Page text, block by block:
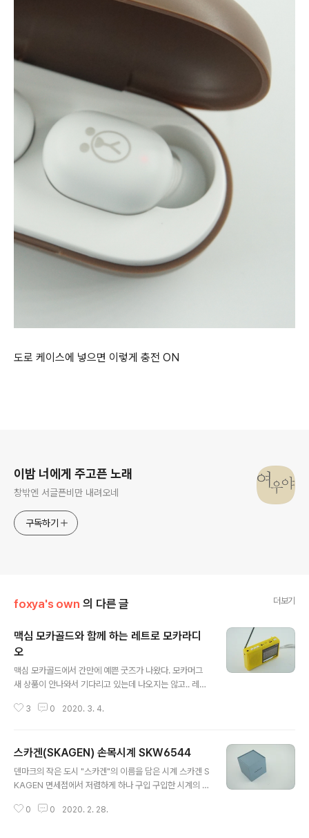
도로 케이스에 넣으면 이렇게 충전 ON
이밤 너에게 주고픈 노래
창밖엔 서글픈비만 내려오네
구독하기
foxya's own 의 다른 글 더보기
맥심 모카골드와 함께 하는 레트로 모카라디
오
맥심 모카골드에서 간만에 예쁜 굿즈가 나왔다. 모카머그
새 상품이 안나와서 기다리고 있는데 나오지는 않고.. 레트
총 7개의 밴드를 선택해서 라디오를 수신할수 있다. FM과
는 여러개를 써보니까 버튼으로 주파수 맞추는것보다 다이
얼을 돌려서 맞추는것이 진리! 라디오 모드에서 라디오를
USB나 TF메모리를 기웠을때는 뮤직 모드로 사용하면 된
일단 배터리를 장착. AA 배터리 3개가 들어간다 플래쉬 버
3 0 2020. 3. 4.
스카겐(SKAGEN) 손목시계 SKW6544
덴마크의 작은 도시 "스카겐"의 이름을 담은 시계 스카겐 S
KAGEN 면세점에서 저렴하게 하나 구입 구입한 시계의 상
동봉되어있다. 스카겐 시계도 파슬코리아에서 수입했구나
0 0 2020. 2. 28.